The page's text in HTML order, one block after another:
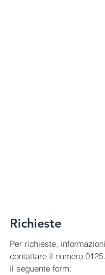
Richieste
Per richieste,
contattare il numero
il seguente form: